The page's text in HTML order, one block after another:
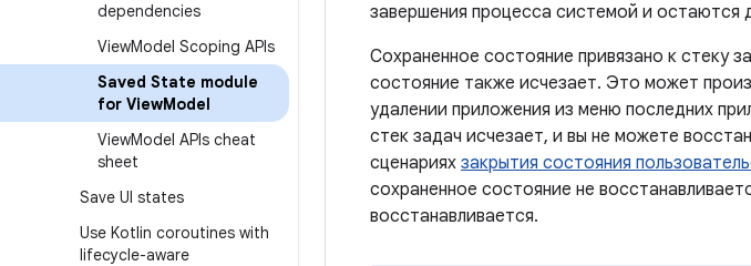
dependencies
ViewModel Scoping APIs
Saved State module
for ViewModel
ViewModel APIs cheat
sheet
Save UI states
Use Kotlin coroutines with
lifecycle-aware
завершения процесса системой и остаются
Сохраненное состояние привязано к стеку
состояние также исчезает. Это может
удалении приложения из меню последних
стек задач исчезает, и вы не можете
сценариях закрытия состояния
сохраненное состояние не
восстанавливается.